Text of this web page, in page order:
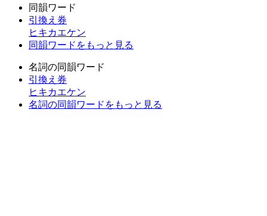
同韻ワード
引換え券
ヒキカエケン
同韻ワードをもっと見る
名詞の同韻ワード
引換え券
ヒキカエケン
名詞の同韻ワードをもっと見る